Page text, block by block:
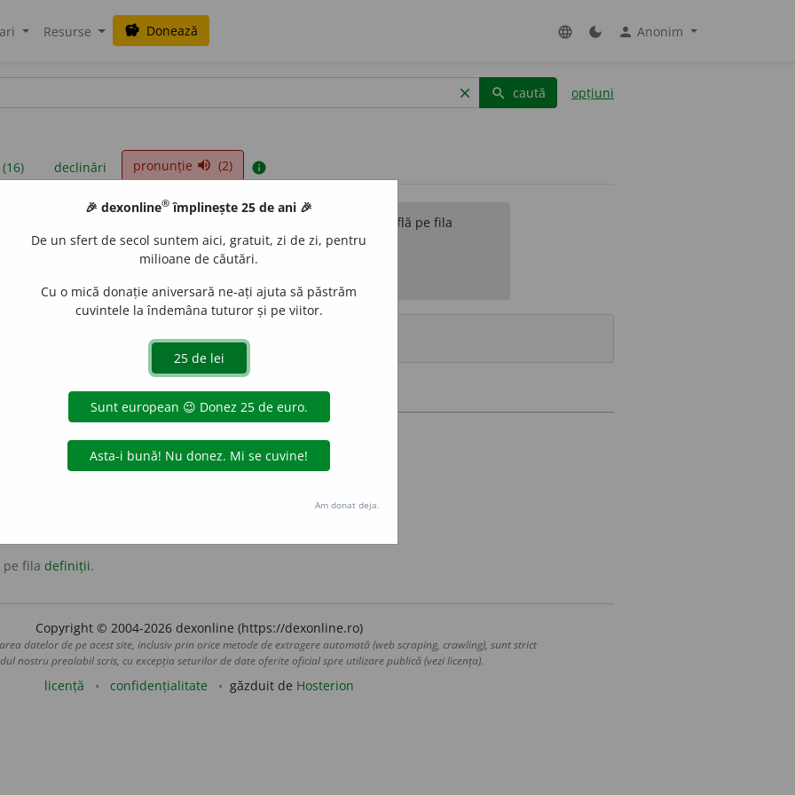
Resurse savings Donează language dark_mode person Anonim
clear search caută opțiuni
declinări pronunție volume_up (2) info
sunt compilate de echipa dexonline. Definițiile originale se află pe fila
reordona filele pe pagina depreferințe.
surse
diminutive:
dănciuc
pe fila definiții.
Copyright © 2004-2026 dexonline (https://dexonline.ro)
datelor de pe acest site, inclusiv prin orice metode de extragere automată (web scraping, crawling), sunt strict
nostru prealabil scris, cu excepția seturilor de date oferite oficial spre utilizare publică (vezi licența).
licență confidențialitate găzduit de Hosterion
🎉 dexonline® împlinește 25 de ani 🎉
De un sfert de secol suntem aici, gratuit, zi de zi, pentru
milioane de căutări.
Cu o mică donație aniversară ne-ați ajuta să păstrăm
cuvintele la îndemâna tuturor și pe viitor.
Am donat deja.